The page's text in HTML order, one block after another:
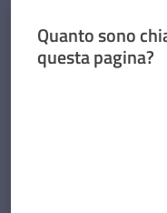
Quanto sono
questa pagina?